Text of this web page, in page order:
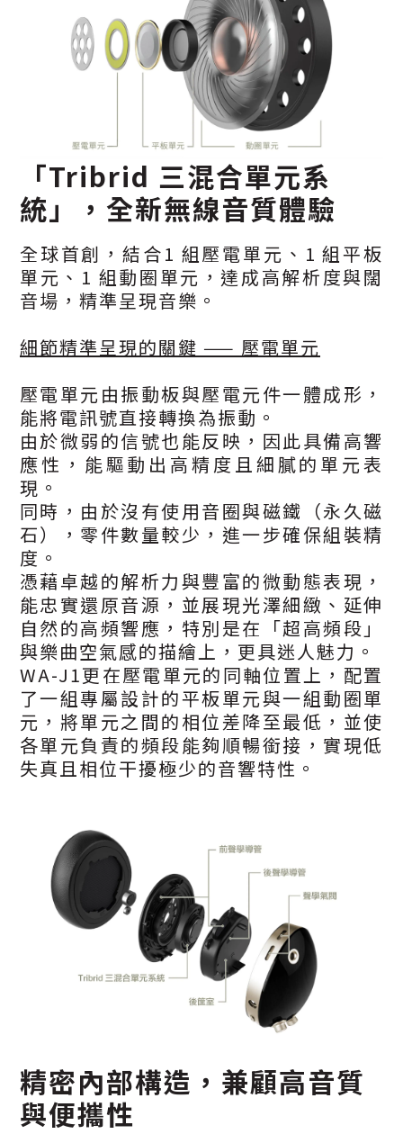
「Tribrid 三混合單元系
統」，全新無線音質體驗
全球首創，結合1 組壓電單元、1 組平板
單元、1 組動圈單元，達成高解析度與闊
音場，精準呈現音樂。
細節精準呈現的關鍵 —— 壓電單元
壓電單元由振動板與壓電元件一體成形，
能將電訊號直接轉換為振動。
由於微弱的信號也能反映，因此具備高響
應性，能驅動出高精度且細膩的單元表
現。
同時，由於沒有使用音圈與磁鐵（永久磁
石），零件數量較少，進一步確保組裝精
度。
憑藉卓越的解析力與豐富的微動態表現，
能忠實還原音源，並展現光澤細緻、延伸
自然的高頻響應，特別是在「超高頻段」
與樂曲空氣感的描繪上，更具迷人魅力。
WA-J1更在壓電單元的同軸位置上，配置
了一組專屬設計的平板單元與一組動圈單
元，將單元之間的相位差降至最低，並使
各單元負責的頻段能夠順暢銜接，實現低
失真且相位干擾極少的音響特性。
精密內部構造，兼顧高音質
與便攜性